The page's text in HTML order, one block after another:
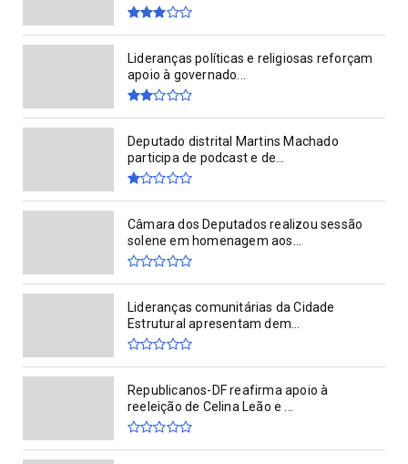
Lideranças políticas e religiosas reforçam
apoio à governado...
Deputado distrital Martins Machado
participa de podcast e de...
Câmara dos Deputados realizou sessão
solene em homenagem aos...
Lideranças comunitárias da Cidade
Estrutural apresentam dem...
Republicanos-DF reafirma apoio à
reeleição de Celina Leão e ...